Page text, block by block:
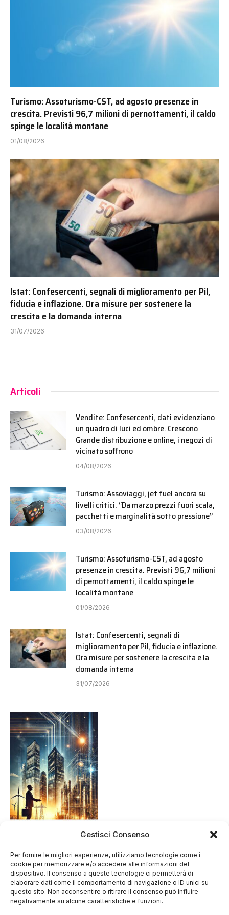
Gestisci Consenso
Per fornire le migliori esperienze, utilizziamo tecnologie come i
cookie per memorizzare e/o accedere alle informazioni del
dispositivo. Il consenso a queste tecnologie ci permetterà di
elaborare dati come il comportamento di navigazione o ID unici su
questo sito. Non acconsentire o ritirare il consenso può influire
negativamente su alcune caratteristiche e funzioni.
Turismo: Assoturismo-CST, ad agosto presenze in
crescita. Previsti 96,7 milioni di pernottamenti, il caldo
spinge le località montane
01/08/2026
Istat: Confesercenti, segnali di miglioramento per Pil,
fiducia e inflazione. Ora misure per sostenere la
crescita e la domanda interna
31/07/2026
Articoli
Vendite: Confesercenti, dati evidenziano
un quadro di luci ed ombre. Crescono
Grande distribuzione e online, i negozi di
vicinato soffrono
04/08/2026
Turismo: Assoviaggi, jet fuel ancora su
livelli critici. “Da marzo prezzi fuori scala,
pacchetti e marginalità sotto pressione”
03/08/2026
Turismo: Assoturismo-CST, ad agosto
presenze in crescita. Previsti 96,7 milioni
di pernottamenti, il caldo spinge le
località montane
01/08/2026
Istat: Confesercenti, segnali di
miglioramento per Pil, fiducia e inflazione.
Ora misure per sostenere la crescita e la
domanda interna
31/07/2026